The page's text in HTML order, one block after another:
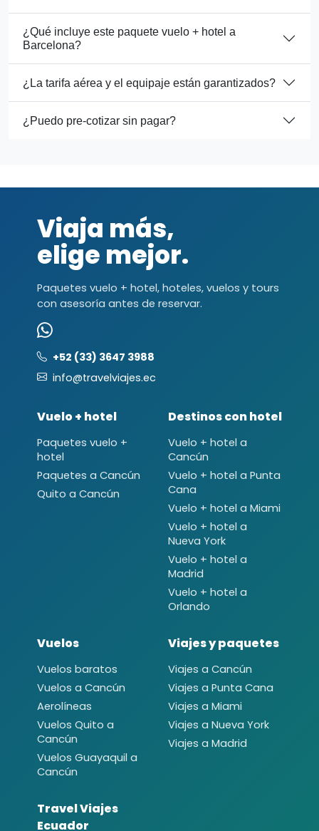
¿Qué incluye este paquete vuelo + hotel a
Barcelona?
¿La tarifa aérea y el equipaje están garantizados?
¿Puedo pre-cotizar sin pagar?
Viaja más,
elige mejor.
Paquetes vuelo + hotel, hoteles, vuelos y tours
con asesoría antes de reservar.
+52 (33) 3647 3988
info@travelviajes.ec
Vuelo + hotel
Paquetes vuelo +
hotel
Paquetes a Cancún
Quito a Cancún
Destinos con hotel
Vuelo + hotel a
Cancún
Vuelo + hotel a Punta
Cana
Vuelo + hotel a Miami
Vuelo + hotel a
Nueva York
Vuelo + hotel a
Madrid
Vuelo + hotel a
Orlando
Vuelos
Vuelos baratos
Vuelos a Cancún
Aerolíneas
Vuelos Quito a
Cancún
Vuelos Guayaquil a
Cancún
Viajes y paquetes
Viajes a Cancún
Viajes a Punta Cana
Viajes a Miami
Viajes a Nueva York
Viajes a Madrid
Travel Viajes
Ecuador